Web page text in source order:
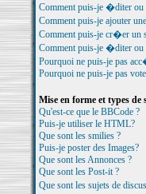
Comment puis-je �diter ou
Comment puis-je ajouter
Comment puis-je cr�er un
Comment puis-je �diter ou
Pourquoi ne puis-je pas
Pourquoi ne puis-je pas
Mise en forme et types de
Qu'est-ce que le BBCode ?
Puis-je utiliser le HTML?
Que sont les smilies ?
Puis-je poster des Images?
Que sont les Annonces ?
Que sont les Post-it ?
Que sont les sujets de